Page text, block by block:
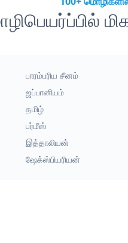
பாரம்பரிய சீனம்
ஜப்பானியம்
தமிழ்
பர்மீஸ்
இத்தாலியன்
ஷேக்ஸ்பியரியன்